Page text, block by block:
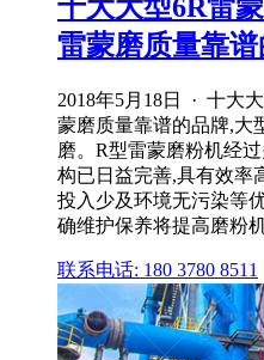
十大大型6R雷
雷蒙磨质量靠
2018年5月18日 · 十大
蒙磨质量靠谱的品牌,大
磨。R型雷蒙磨粉机经
构已日益完善,具有效率
投入少及环境无污染等
确维护保养将提高磨粉
联系电话: 180 3780 8511